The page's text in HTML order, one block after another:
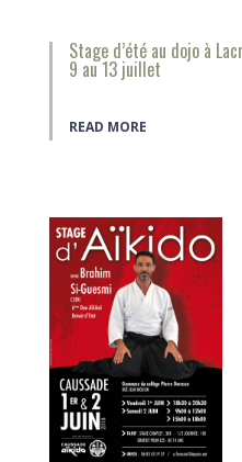
Stage d’été au dojo à
9 au 13 juillet
READ MORE